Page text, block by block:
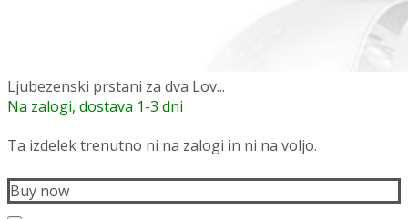
Ljubezenski prstani za dva Lov...
Na zalogi, dostava 1-3 dni
Ta izdelek trenutno ni na zalogi in ni na voljo.
Buy now